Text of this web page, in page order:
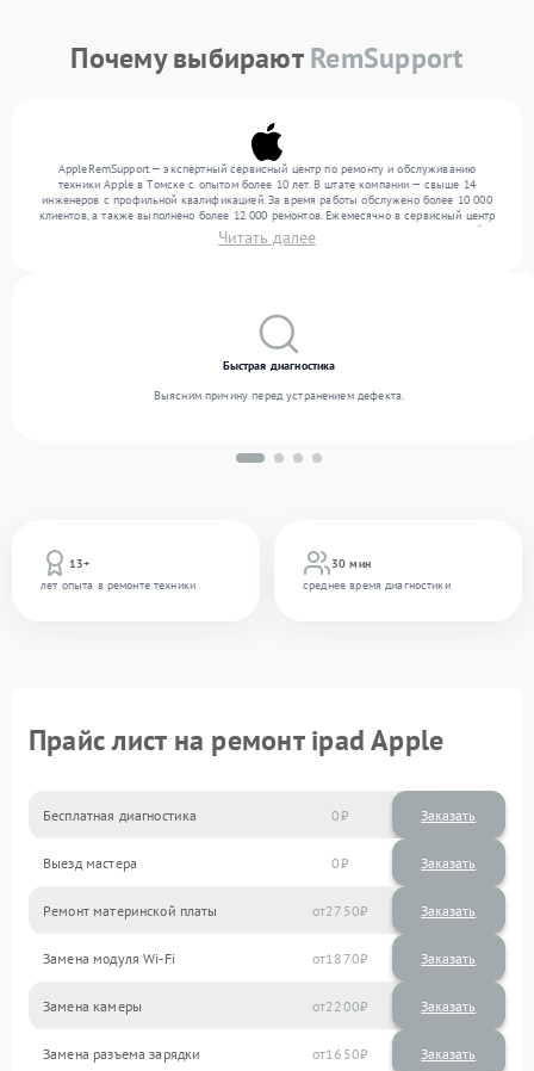
Почему выбираютRemSupport
AppleRemSupport — экспертный сервисный центр по ремонту и обслуживанию
техники Apple в Томске с опытом более 10 лет. В штате компании — свыше 14
инженеров с профильной квалификацией. За время работы обслужено более 10 000
клиентов, а также выполнено более 12 000 ремонтов. Ежемесячно в сервисный центр
поступает свыше 300 единиц техники, включая , , . Мы устраняем поломки любой
сложности и предлагаем стабильный уровень сервиса благодаря отлаженным
Читать далее
13+
лет опыта в ремонте техники
30 мин
среднее время диагностики
Быстрая диагностика
Выясним причину перед устранением дефекта.
Прайс лист на ремонт ipad Apple
Бесплатная диагностика 0 Заказать
Выезд мастера 0 Заказать
Ремонт материнской платы 2750
Замена модуля Wi-Fi 1870
Замена камеры 2200
Замена разъема зарядки 1650